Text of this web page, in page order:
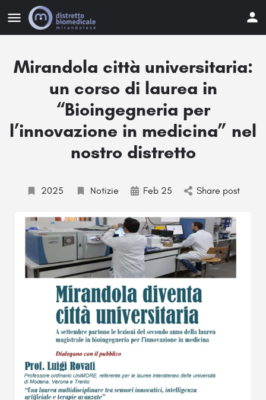
Mirandola città universitaria:
un corso di laurea in
“Bioingegneria per
l’innovazione in medicina” nel
nostro distretto
2025 Notizie Feb 25 Share post